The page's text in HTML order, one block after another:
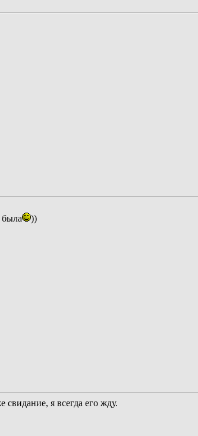
))
я всегда его жду.